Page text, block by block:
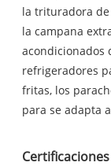
la trituradora
la campana
acondicionados
refrigeradores
fritas, los
para se adapta